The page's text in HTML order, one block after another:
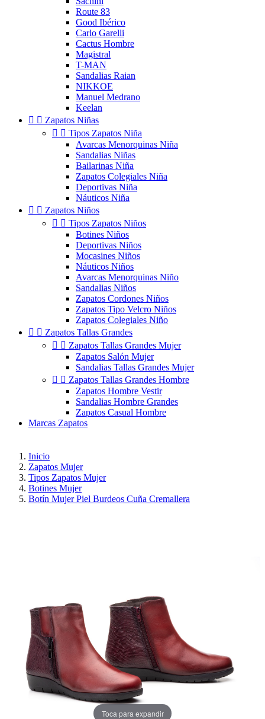
Route 83
Good Ibérico
Carlo Garelli
Cactus Hombre
Magistral
T-MAN
Sandalias Raian
NIKKOE
Manuel Medrano
Keelan
  Zapatos Niñas
  Tipos Zapatos Niña
Avarcas Menorquinas Niña
Sandalias Niñas
Bailarinas Niña
Zapatos Colegiales Niña
Deportivas Niña
Náuticos Niña
  Zapatos Niños
  Tipos Zapatos Niños
Botines Niños
Deportivas Niños
Mocasines Niños
Náuticos Niños
Avarcas Menorquinas Niño
Sandalias Niños
Zapatos Cordones Niños
Zapatos Tipo Velcro Niños
Zapatos Colegiales Niño
  Zapatos Tallas Grandes
  Zapatos Tallas Grandes Mujer
Zapatos Salón Mujer
Sandalias Tallas Grandes Mujer
  Zapatos Tallas Grandes Hombre
Zapatos Hombre Vestir
Sandalias Hombre Grandes
Zapatos Casual Hombre
Marcas Zapatos
Inicio
Zapatos Mujer
Tipos Zapatos Mujer
Botines Mujer
Botín Mujer Piel Burdeos Cuña Cremallera
Toca para expandir